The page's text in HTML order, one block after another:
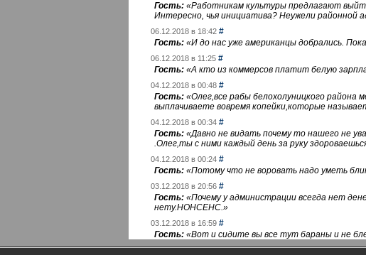
Гость: «Работникам культуры предлагают
Интересно, чья инициатива? Неужели районной
06.12.2018 в 18:42 #
Гость: «И до нас уже американцы добрались.
06.12.2018 в 11:25 #
Гость: «А кто из коммерсов платит белую
04.12.2018 в 00:48 #
Гость: «Олег,все рабы белохолуницкого
выплачиваете вовремя копейки,которые
04.12.2018 в 00:34 #
Гость: «Давно не видать почему то нашего не
.Олег,ты с ними каждый день за руку
04.12.2018 в 00:24 #
Гость: «Потому что не воровать надо уметь
03.12.2018 в 20:56 #
Гость: «Почему у администрации всегда нет
нету.НОНСЕНС.»
03.12.2018 в 16:59 #
Гость: «Вот и сидите вы все тут бараны и не